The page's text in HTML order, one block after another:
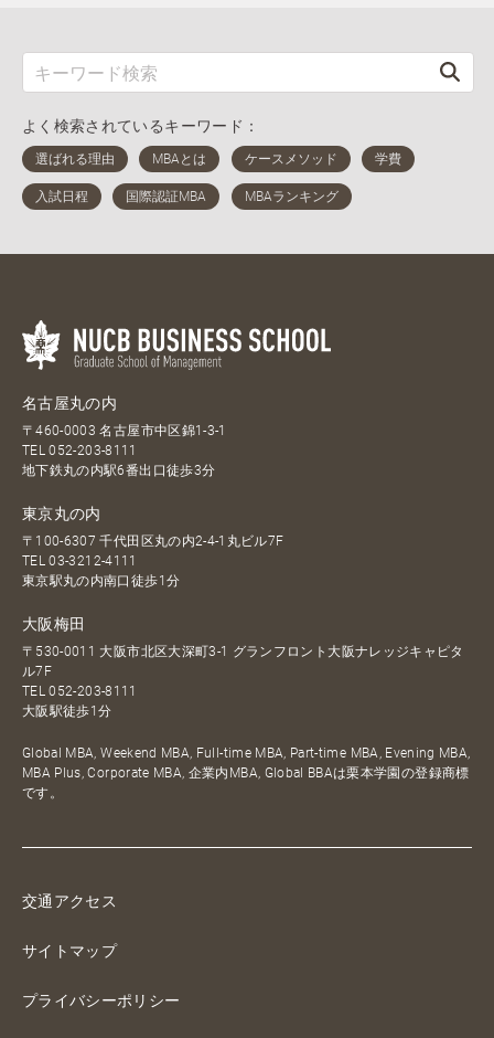
よく検索されているキーワード：
名古屋丸の内
〒460-0003 名古屋市中区錦1-3-1
TEL052-203-8111
地下鉄丸の内駅6番出口徒歩3分
東京丸の内
〒100-6307 千代田区丸の内2-4-1丸ビル7F
TEL03-3212-4111
東京駅丸の内南口徒歩1分
大阪梅田
〒530-0011 大阪市北区大深町3-1 グランフロント大阪ナレッジキャピタ
ル7F
TEL052-203-8111
大阪駅徒歩1分
Global MBA, Weekend MBA, Full-time MBA, Part-time MBA, Evening MBA,
MBA Plus, Corporate MBA, 企業内MBA, Global BBAは栗本学園の登録商標
です。
交通アクセス
サイトマップ
プライバシーポリシー